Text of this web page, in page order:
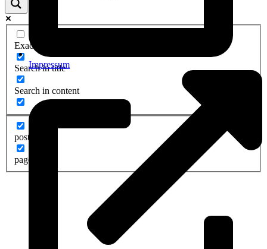
Exact matches only
Search in title
Search in content
post
page
Impressum